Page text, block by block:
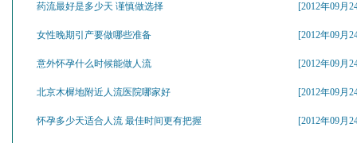
[2012年09月
药流最好是多少天 谨慎做选择
[2012年09月
女性晚期引产要做哪些准备
[2012年09月
意外怀孕什么时候能做人流
[2012年09月
北京木樨地附近人流医院哪家好
[2012年09月
怀孕多少天适合人流 最佳时间更有把握